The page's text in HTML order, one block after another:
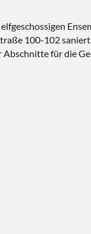
100-102
für die